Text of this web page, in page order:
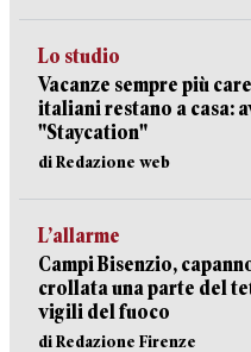
Lo studio
Vacanze sempre più
italiani restano a casa:
"Staycation"
di Redazione web
L’allarme
Campi Bisenzio,
crollata una parte del
vigili del fuoco
di Redazione Firenze